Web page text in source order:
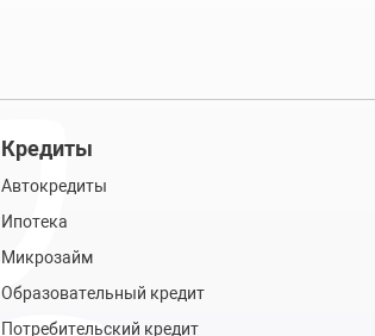
Кредиты
Автокредиты
Ипотека
Микрозайм
Образовательный кредит
Потребительский кредит